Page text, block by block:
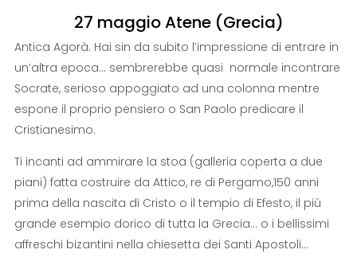
27 maggio Atene (Grecia)
Antica Agorà. Hai sin da subito l’impressione di entrare in
un’altra epoca… sembrerebbe quasi normale incontrare
Socrate, serioso appoggiato ad una colonna mentre
espone il proprio pensiero o San Paolo predicare il
Cristianesimo.
Ti incanti ad ammirare la stoa (galleria coperta a due
piani) fatta costruire da Attico, re di Pergamo,150 anni
prima della nascita di Cristo o il tempio di Efesto, il più
grande esempio dorico di tutta la Grecia… o i bellissimi
affreschi bizantini nella chiesetta dei Santi Apostoli…